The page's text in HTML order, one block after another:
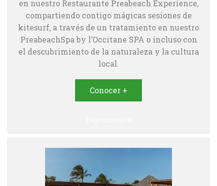
en nuestro Restaurante Preabeach Experience,
compartiendo contigo mágicas sesiones de
kitesurf, a través de un tratamiento en nuestro
PreabeachSpa by l’Occitane SPA o incluso con
el descubrimiento de la naturaleza y la cultura
local.
Conocer +